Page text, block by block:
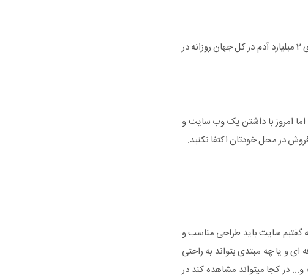
این عدد تعداد آمریکایی هایی از که به طور مرتب از اینترنت در روز استفاده میکنند این یعنی بالای 2 میلیارد آدم در کل جهان روزانه در
امروز با داشتن یک وب سایت و
در محل خودتان اکتفا نکنید.
گفتیم سایت باید طراحی مناسب و
و یا چه مبتدی بتواند به راحتی
در کجا میتواند مشاهده کند در